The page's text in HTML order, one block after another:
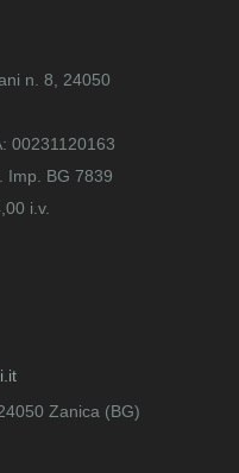
n. 8, 24050
00231120163
Imp. BG 7839
i.v.
Zanica (BG)